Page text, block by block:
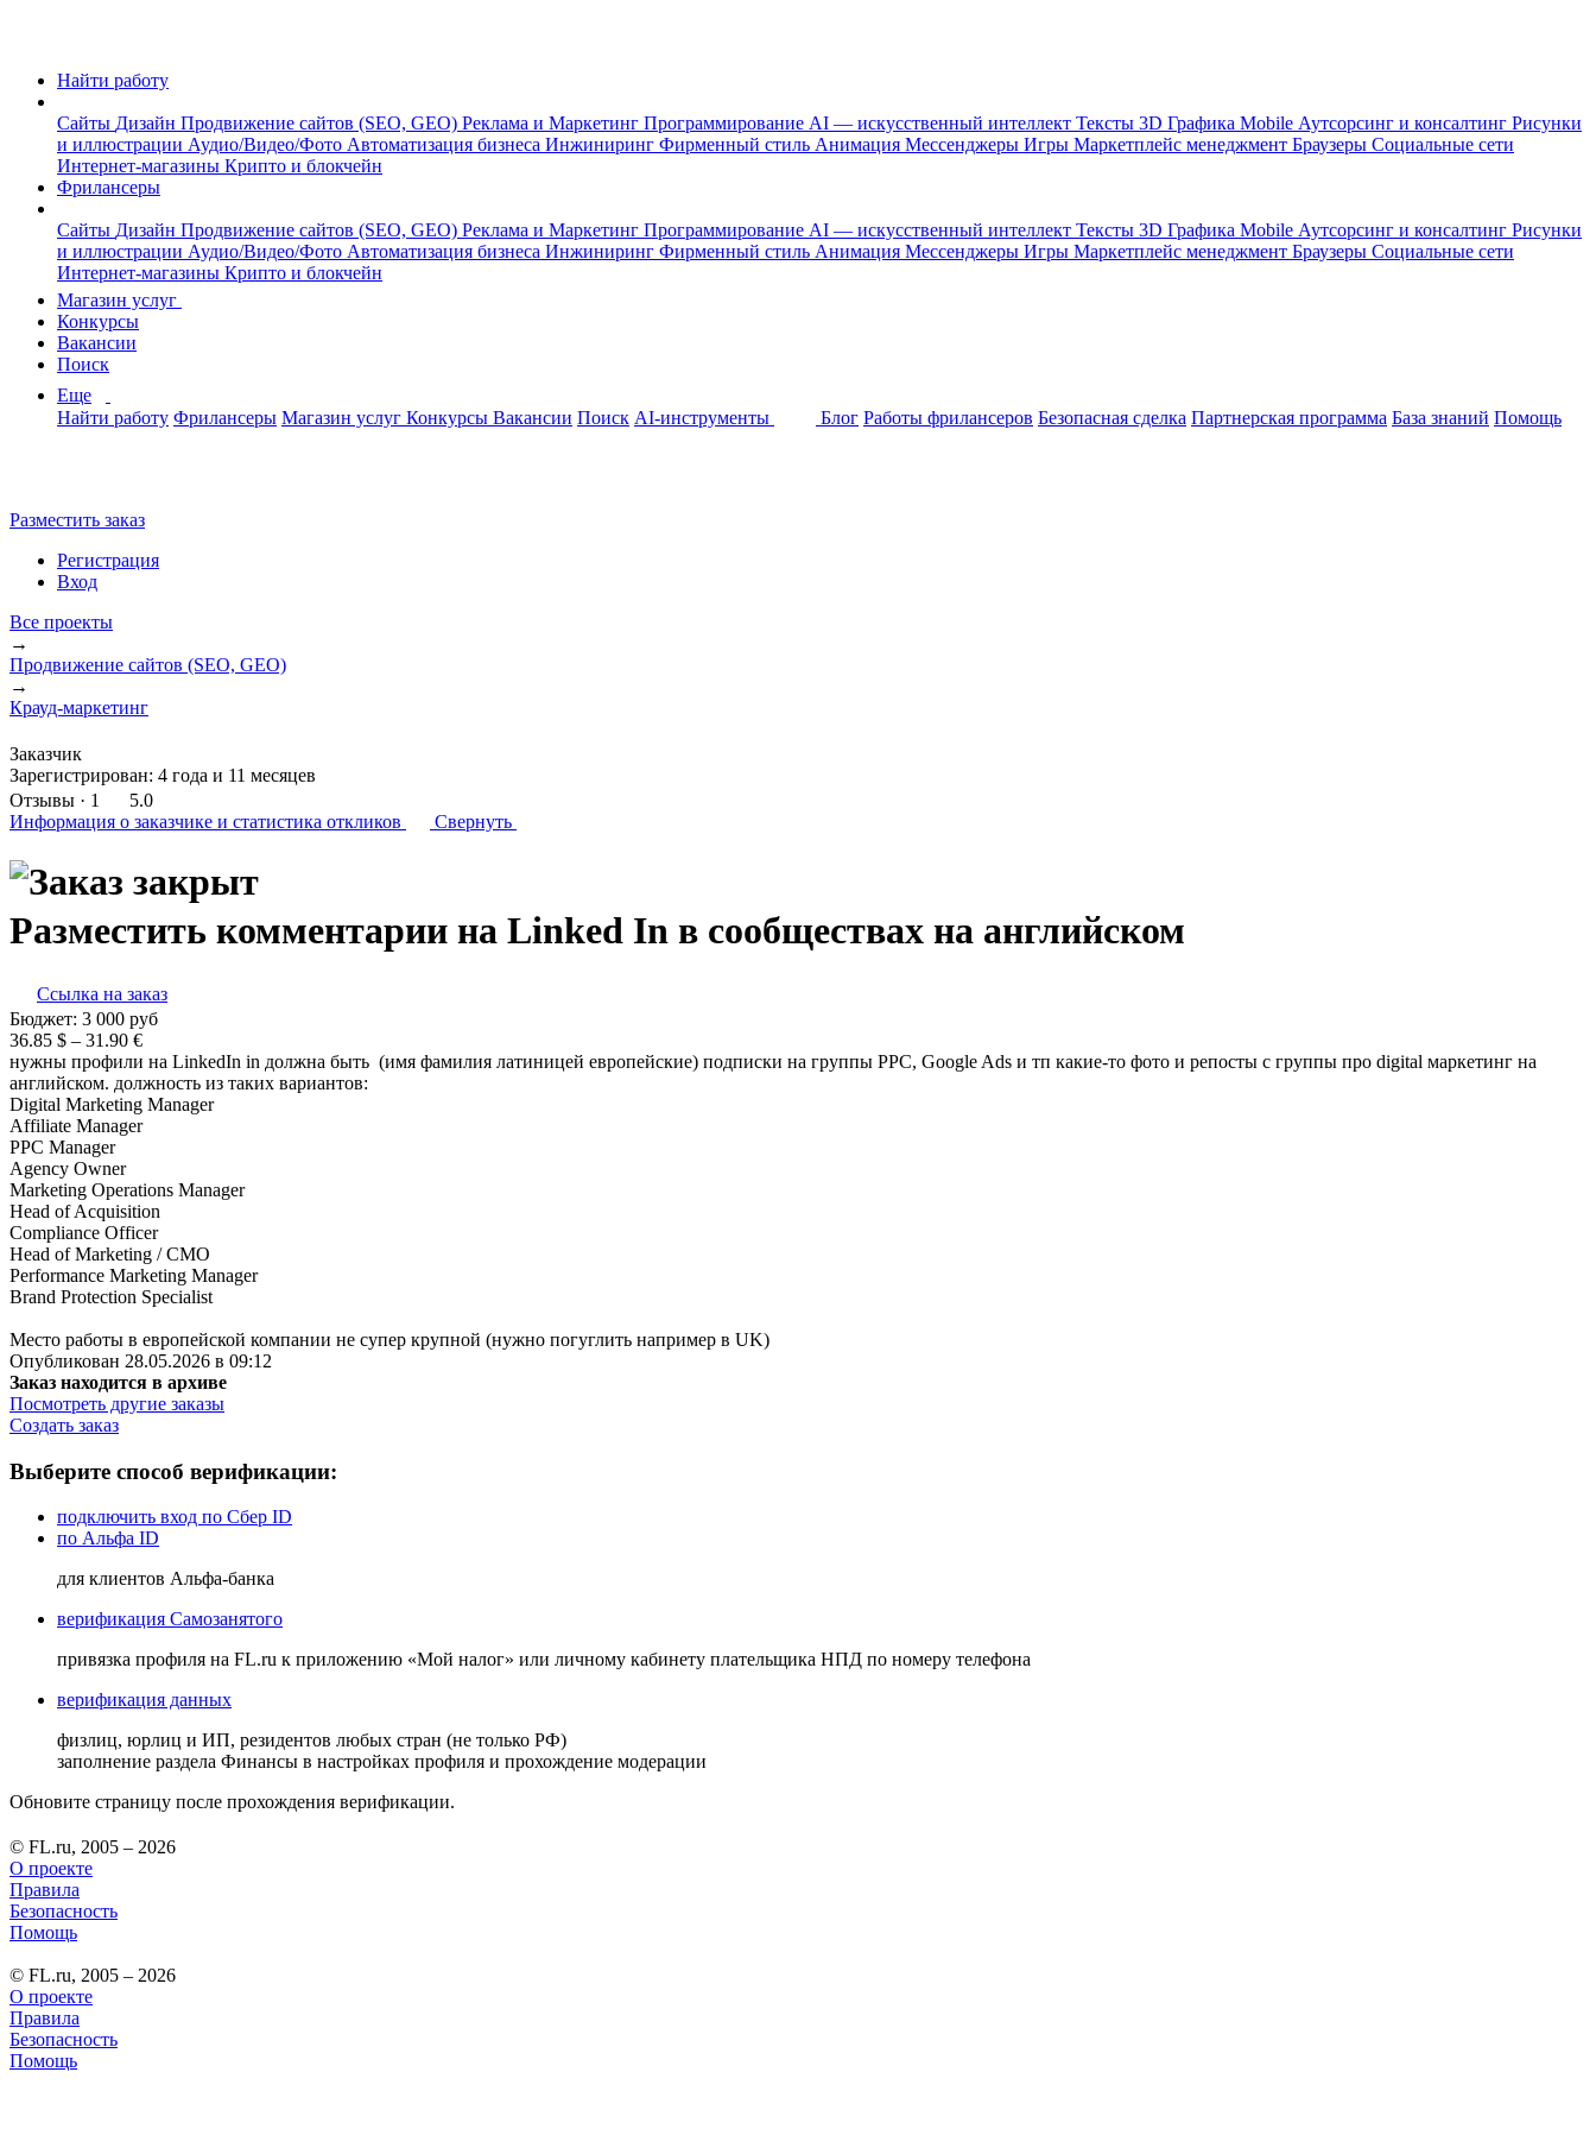
Найти работу
Сайты Дизайн Продвижение сайтов (SEO, GEO) Реклама и Маркетинг Программирование AI — искусственный интеллект Тексты 3D Графика Mobile Аутсорсинг и консалтинг Рисунки
и иллюстрации Аудио/Видео/Фото Автоматизация бизнеса Инжиниринг Фирменный стиль Анимация Мессенджеры Игры Маркетплейс менеджмент Браузеры Социальные сети
Интернет-магазины Крипто и блокчейн
Фрилансеры
Сайты Дизайн Продвижение сайтов (SEO, GEO) Реклама и Маркетинг Программирование AI — искусственный интеллект Тексты 3D Графика Mobile Аутсорсинг и консалтинг Рисунки
и иллюстрации Аудио/Видео/Фото Автоматизация бизнеса Инжиниринг Фирменный стиль Анимация Мессенджеры Игры Маркетплейс менеджмент Браузеры Социальные сети
Интернет-магазины Крипто и блокчейн
Магазин услуг
Конкурсы
Вакансии
Поиск
Еще
Найти работу Фрилансеры Магазин услуг Конкурсы Вакансии Поиск AI-инструменты Блог Работы фрилансеров Безопасная сделка Партнерская программа База знаний Помощь
Разместить заказ
Регистрация
Вход
Все проекты
→
Продвижение сайтов (SEO, GEO)
→
Крауд-маркетинг
Заказчик
Зарегистрирован: 4 года и 11 месяцев
Отзывы · 1
5.0
Информация о заказчике и статистика откликов Свернуть
Разместить комментарии на Linked In в сообществах на английском
Ссылка на заказ
Бюджет: 3 000 руб
36.85 $ – 31.90 €
нужны профили на LinkedIn in должна быть (имя фамилия латиницей европейские) подписки на группы PPC, Google Ads и тп какие-то фото и репосты с группы про digital маркетинг на
английском. должность из таких вариантов:
Digital Marketing Manager
Affiliate Manager
PPC Manager
Agency Owner
Marketing Operations Manager
Head of Acquisition
Compliance Officer
Head of Marketing / CMO
Performance Marketing Manager
Brand Protection Specialist
Место работы в европейской компании не супер крупной (нужно погуглить например в UK)
Опубликован 28.05.2026 в 09:12
Заказ находится в архиве
Посмотреть другие заказы
Создать заказ
Выберите способ верификации:
подключить вход по Сбер ID
по Альфа ID
для клиентов Альфа-банка
верификация Самозанятого
привязка профиля на FL.ru к приложению «Мой налог» или личному кабинету плательщика НПД по номеру телефона
верификация данных
физлиц, юрлиц и ИП, резидентов любых стран (не только РФ)
заполнение раздела Финансы в настройках профиля и прохождение модерации
Обновите страницу после прохождения верификации.
© FL.ru, 2005 – 2026
О проекте
Правила
Безопасность
Помощь
© FL.ru, 2005 – 2026
О проекте
Правила
Безопасность
Помощь